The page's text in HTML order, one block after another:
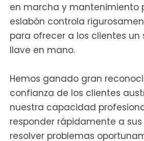
en marcha y mantenimiento
eslabón controla
para ofrecer a los clientes un
llave en mano.
Hemos ganado gran
confianza de los clientes
nuestra capacidad
responder rápidamente a
resolver problemas